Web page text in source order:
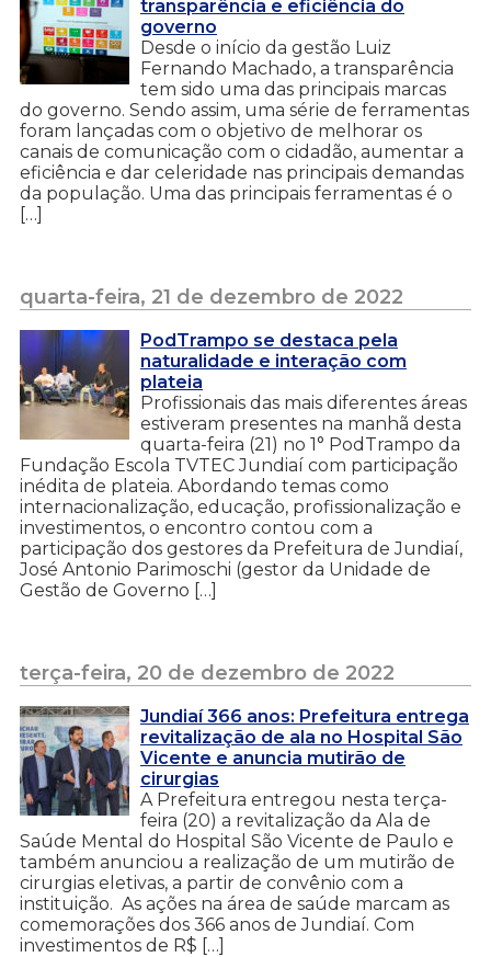
transparência e eficiência do
governo
Desde o início da gestão Luiz
Fernando Machado, a transparência
tem sido uma das principais marcas
do governo. Sendo assim, uma série de ferramentas
foram lançadas com o objetivo de melhorar os
canais de comunicação com o cidadão, aumentar a
eficiência e dar celeridade nas principais demandas
da população. Uma das principais ferramentas é o
[…]
quarta-feira, 21 de dezembro de 2022
PodTrampo se destaca pela
naturalidade e interação com
plateia
Profissionais das mais diferentes áreas
estiveram presentes na manhã desta
quarta-feira (21) no 1° PodTrampo da
Fundação Escola TVTEC Jundiaí com participação
inédita de plateia. Abordando temas como
internacionalização, educação, profissionalização e
investimentos, o encontro contou com a
participação dos gestores da Prefeitura de Jundiaí,
José Antonio Parimoschi (gestor da Unidade de
Gestão de Governo […]
terça-feira, 20 de dezembro de 2022
Jundiaí 366 anos: Prefeitura entrega
revitalização de ala no Hospital São
Vicente e anuncia mutirão de
cirurgias
A Prefeitura entregou nesta terça-
feira (20) a revitalização da Ala de
Saúde Mental do Hospital São Vicente de Paulo e
também anunciou a realização de um mutirão de
cirurgias eletivas, a partir de convênio com a
instituição. As ações na área de saúde marcam as
comemorações dos 366 anos de Jundiaí. Com
investimentos de R$ […]